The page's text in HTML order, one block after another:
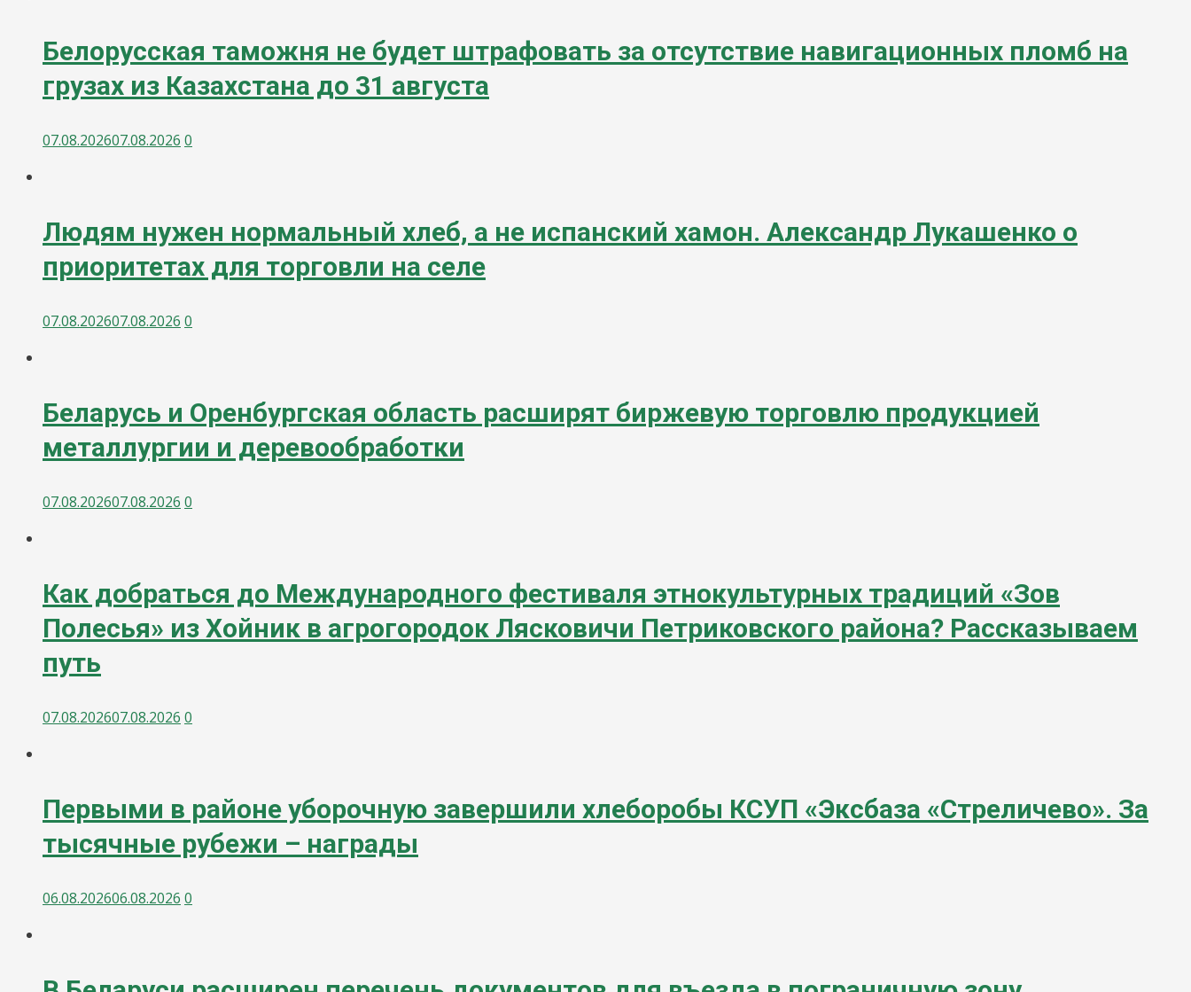
Белорусская таможня не будет штрафовать за отсутствие навигационных пломб на
грузах из Казахстана до 31 августа
07.08.202607.08.2026 0
Людям нужен нормальный хлеб, а не испанский хамон. Александр Лукашенко о
приоритетах для торговли на селе
07.08.202607.08.2026 0
Беларусь и Оренбургская область расширят биржевую торговлю продукцией
металлургии и деревообработки
07.08.202607.08.2026 0
Как добраться до Международного фестиваля этнокультурных традиций «Зов
Полесья» из Хойник в агрогородок Лясковичи Петриковского района? Рассказываем
путь
07.08.202607.08.2026 0
Первыми в районе уборочную завершили хлеборобы КСУП «Эксбаза «Стреличево». За
тысячные рубежи – награды
06.08.202606.08.2026 0